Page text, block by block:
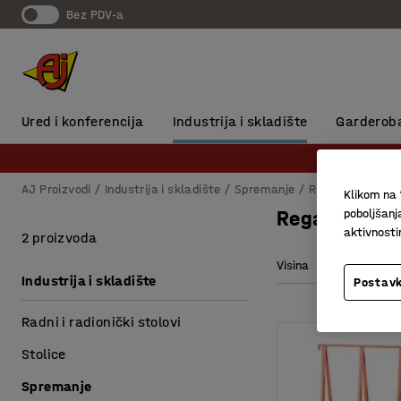
Bez PDV-a
Ured i konferencija Industrija i skladište
AJ Proizvodi Industrija i skladište Spremanje Regali za
Regali za
Visina Širina
2 proizvoda
Industrija i skladište
Radni i radionički stolovi
Stolice
Spremanje
Klikom